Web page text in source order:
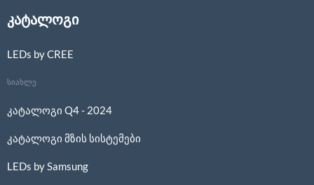
კატალოგი
LEDs by CREE
სიახლე
კატალოგი Q4 - 2024
კატალოგი მზის სისტემები
LEDs by Samsung